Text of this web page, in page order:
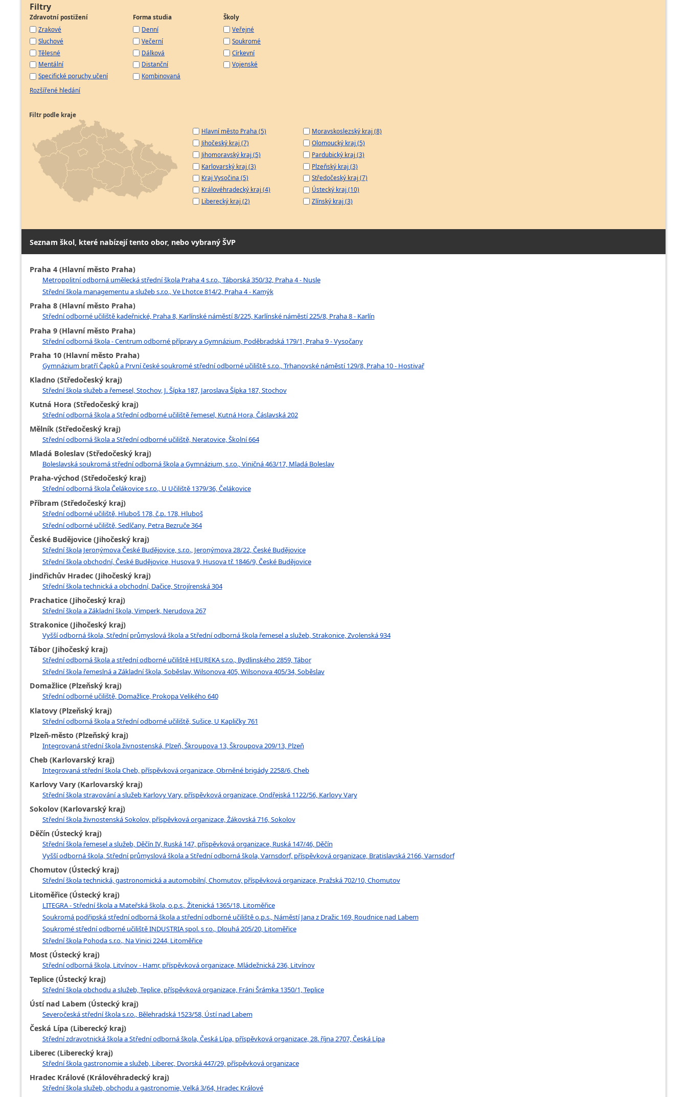
Filtry
Zdravotní postižení
Zrakové
Sluchové
Tělesné
Mentální
Specifické poruchy učení
Forma studia
Denní
Večerní
Dálková
Distanční
Kombinovaná
Školy
Veřejné
Soukromé
Církevní
Vojenské
Rozšířené hledání
Filtr podle kraje
Hlavní město Praha (5)
Jihočeský kraj (7)
Jihomoravský kraj (5)
Karlovarský kraj (3)
Kraj Vysočina (5)
Královéhradecký kraj (4)
Liberecký kraj (2)
Moravskoslezský kraj (8)
Olomoucký kraj (5)
Pardubický kraj (3)
Plzeňský kraj (3)
Středočeský kraj (7)
Ústecký kraj (10)
Zlínský kraj (3)
Seznam škol, které nabízejí tento obor, nebo vybraný ŠVP
Praha 4 (Hlavní město Praha)
Metropolitní odborná umělecká střední škola Praha 4 s.r.o., Táborská 350/32, Praha 4 - Nusle
Střední škola managementu a služeb s.r.o., Ve Lhotce 814/2, Praha 4 - Kamýk
Praha 8 (Hlavní město Praha)
Střední odborné učiliště kadeřnické, Praha 8, Karlínské náměstí 8/225, Karlínské náměstí 225/8, Praha 8 - Karlín
Praha 9 (Hlavní město Praha)
Střední odborná škola - Centrum odborné přípravy a Gymnázium, Poděbradská 179/1, Praha 9 - Vysočany
Praha 10 (Hlavní město Praha)
Gymnázium bratří Čapků a První české soukromé střední odborné učiliště s.r.o., Trhanovské náměstí 129/8, Praha 10 - Hostivař
Kladno (Středočeský kraj)
Střední škola služeb a řemesel, Stochov, J. Šípka 187, Jaroslava Šípka 187, Stochov
Kutná Hora (Středočeský kraj)
Střední odborná škola a Střední odborné učiliště řemesel, Kutná Hora, Čáslavská 202
Mělník (Středočeský kraj)
Střední odborná škola a Střední odborné učiliště, Neratovice, Školní 664
Mladá Boleslav (Středočeský kraj)
Boleslavská soukromá střední odborná škola a Gymnázium, s.r.o., Viničná 463/17, Mladá Boleslav
Praha-východ (Středočeský kraj)
Střední odborná škola Čelákovice s.r.o., U Učiliště 1379/36, Čelákovice
Příbram (Středočeský kraj)
Střední odborné učiliště, Hluboš 178, č.p. 178, Hluboš
Střední odborné učiliště, Sedlčany, Petra Bezruče 364
České Budějovice (Jihočeský kraj)
Střední škola Jeronýmova České Budějovice, s.r.o., Jeronýmova 28/22, České Budějovice
Střední škola obchodní, České Budějovice, Husova 9, Husova tř. 1846/9, České Budějovice
Jindřichův Hradec (Jihočeský kraj)
Střední škola technická a obchodní, Dačice, Strojírenská 304
Prachatice (Jihočeský kraj)
Střední škola a Základní škola, Vimperk, Nerudova 267
Strakonice (Jihočeský kraj)
Vyšší odborná škola, Střední průmyslová škola a Střední odborná škola řemesel a služeb, Strakonice, Zvolenská 934
Tábor (Jihočeský kraj)
Střední odborná škola a střední odborné učiliště HEUREKA s.r.o., Bydlinského 2859, Tábor
Střední škola řemeslná a Základní škola, Soběslav, Wilsonova 405, Wilsonova 405/34, Soběslav
Domažlice (Plzeňský kraj)
Střední odborné učiliště, Domažlice, Prokopa Velikého 640
Klatovy (Plzeňský kraj)
Střední odborná škola a Střední odborné učiliště, Sušice, U Kapličky 761
Plzeň-město (Plzeňský kraj)
Integrovaná střední škola živnostenská, Plzeň, Škroupova 13, Škroupova 209/13, Plzeň
Cheb (Karlovarský kraj)
Integrovaná střední škola Cheb, příspěvková organizace, Obrněné brigády 2258/6, Cheb
Karlovy Vary (Karlovarský kraj)
Střední škola stravování a služeb Karlovy Vary, příspěvková organizace, Ondřejská 1122/56, Karlovy Vary
Sokolov (Karlovarský kraj)
Střední škola živnostenská Sokolov, příspěvková organizace, Žákovská 716, Sokolov
Děčín (Ústecký kraj)
Střední škola řemesel a služeb, Děčín IV, Ruská 147, příspěvková organizace, Ruská 147/46, Děčín
Vyšší odborná škola, Střední průmyslová škola a Střední odborná škola, Varnsdorf, příspěvková organizace, Bratislavská 2166, Varnsdorf
Chomutov (Ústecký kraj)
Střední škola technická, gastronomická a automobilní, Chomutov, příspěvková organizace, Pražská 702/10, Chomutov
Litoměřice (Ústecký kraj)
LITEGRA - Střední škola a Mateřská škola, o.p.s., Žitenická 1365/18, Litoměřice
Soukromá podřipská střední odborná škola a střední odborné učiliště o.p.s., Náměstí Jana z Dražic 169, Roudnice nad Labem
Soukromé střední odborné učiliště INDUSTRIA spol. s r.o., Dlouhá 205/20, Litoměřice
Střední škola Pohoda s.r.o., Na Vinici 2244, Litoměřice
Most (Ústecký kraj)
Střední odborná škola, Litvínov - Hamr, příspěvková organizace, Mládežnická 236, Litvínov
Teplice (Ústecký kraj)
Střední škola obchodu a služeb, Teplice, příspěvková organizace, Fráni Šrámka 1350/1, Teplice
Ústí nad Labem (Ústecký kraj)
Severočeská střední škola s.r.o., Bělehradská 1523/58, Ústí nad Labem
Česká Lípa (Liberecký kraj)
Střední zdravotnická škola a Střední odborná škola, Česká Lípa, příspěvková organizace, 28. října 2707, Česká Lípa
Liberec (Liberecký kraj)
Střední škola gastronomie a služeb, Liberec, Dvorská 447/29, příspěvková organizace
Hradec Králové (Královéhradecký kraj)
Střední škola služeb, obchodu a gastronomie, Velká 3/64, Hradec Králové